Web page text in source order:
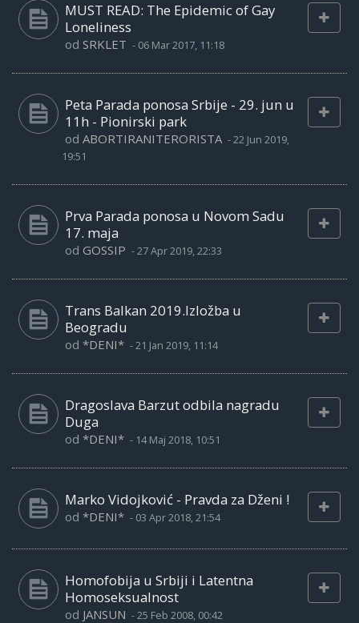
MUST READ: The Epidemic of Gay
Loneliness
od SRKLET - 06 Mar 2017, 11:18
Peta Parada ponosa Srbije - 29. jun u
11h - Pionirski park
od ABORTIRANITERORISTA -22 Jun 2019,
19:51
Prva Parada ponosa u Novom Sadu
17. maja
od GOSSIP -27 Apr 2019, 22:33
Trans Balkan 2019.Izložba u
Beogradu
od *DENI* -21 Jan 2019, 11:14
Dragoslava Barzut odbila nagradu
Duga
od *DENI* - 14 Maj 2018, 10:51
Marko Vidojković - Pravda za Dženi !
od *DENI* - 03 Apr 2018, 21:54
Homofobija u Srbiji i Latentna
Homoseksualnost
od JANSUN -25 Feb 2008, 00:42